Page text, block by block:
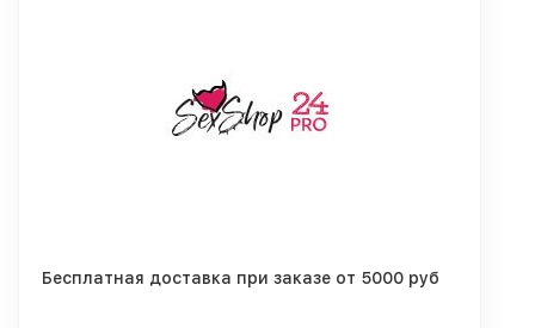
Бесплатная доставка при заказе от 5000 руб